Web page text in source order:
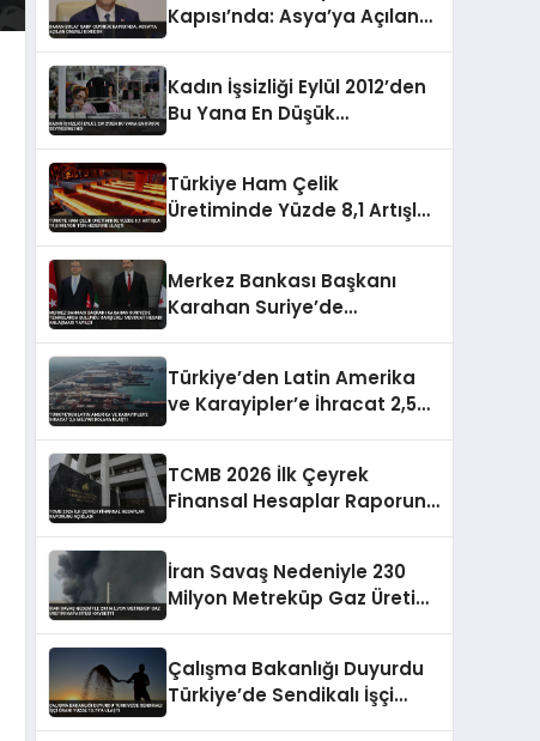
Kapısı’nda: Asya’ya Açılan
Kadın İşsizliği Eylül 2012’den
Bu Yana En Düşük
Türkiye Ham Çelik
Üretiminde Yüzde 8,1 Artışla
Merkez Bankası Başkanı
Karahan Suriye’de
Anlaşması Yapıldı
Türkiye’den Latin Amerika
ve Karayipler’e İhracat 2,5
TCMB 2026 İlk Çeyrek
Finansal Hesaplar Raporunu
İran Savaş Nedeniyle 230
Milyon Metreküp Gaz Üretim
Çalışma Bakanlığı Duyurdu
Türkiye’de Sendikalı İşçi